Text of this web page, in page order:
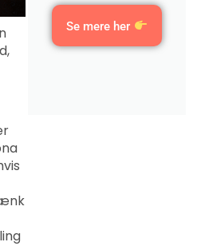
Se mere her